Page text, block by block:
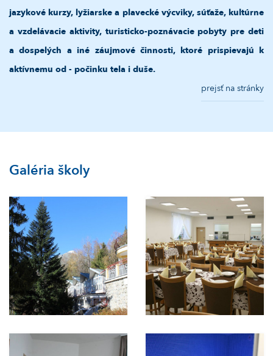
jazykové kurzy, lyžiarske a plavecké výcviky, súťaže, kultúrne
a vzdelávacie aktivity, turisticko-poznávacie pobyty pre deti
a dospelých a iné záujmové činnosti, ktoré prispievajú k
aktívnemu od - počinku tela i duše.
prejsť na stránky
Galéria školy